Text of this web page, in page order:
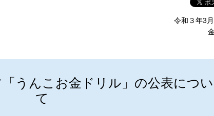
令和３年3
うんこお金ドリル」の公表につい
て